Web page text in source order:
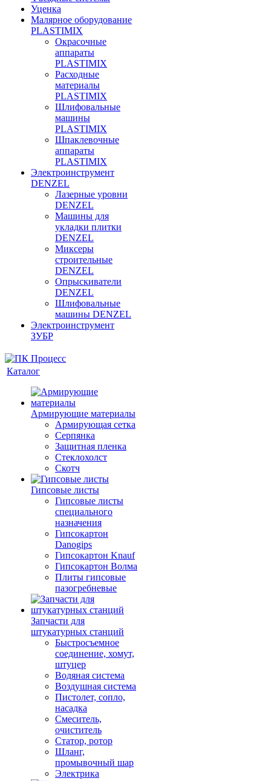
Уценка
Малярное оборудование
PLASTIMIX
Окрасочные
аппараты
PLASTIMIX
Расходные
материалы
PLASTIMIX
Шлифовальные
машины
PLASTIMIX
Шпаклевочные
аппараты
PLASTIMIX
Электроинструмент
DENZEL
Лазерные уровни
DENZEL
Машины для
укладки плитки
DENZEL
Миксеры
строительные
DENZEL
Опрыскиватели
DENZEL
Шлифовальные
машины DENZEL
Электроинструмент
ЗУБР
Каталог
Армирующие материалы
Армирующая сетка
Серпянка
Защитная пленка
Стеклохолст
Скотч
Гипсовые листы
Гипсовые листы
специального
назначения
Гипсокартон
Danogips
Гипсокартон Knauf
Гипсокартон Волма
Плиты гипсовые
пазогребневые
Запчасти для
штукатурных станций
Быстросъемное
соединение, хомут,
штуцер
Водяная система
Воздушная система
Пистолет, сопло,
насадка
Смеситель,
очиститель
Статор, ротор
Шланг,
промывочный шар
Электрика